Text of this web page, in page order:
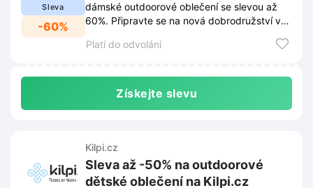
Sleva
-60%
dámské outdoorové oblečení se slevou až
60%. Připravte se na nová dobrodružství v
Platí do odvolání
Získejte slevu
Kilpi.cz
Sleva až -50% na outdoorové
dětské oblečení na Kilpi.cz